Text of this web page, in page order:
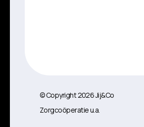
© Copyright 2026 Jij&Co
Zorgcoöperatie u.a.